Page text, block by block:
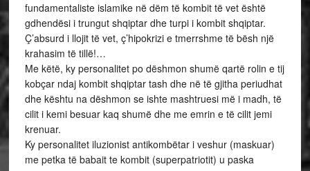
fundamentaliste islamike në dëm të kombit të vet është
gdhendësi i trungut shqiptar dhe turpi i kombit shqiptar.
Ç’absurd i llojit të vet, ç’hipokrizi e tmerrshme të bësh një
krahasim të tillë!…
Me këtë, ky personalitet po dëshmon shumë qartë rolin e tij
kobçar ndaj kombit shqiptar tash dhe në të gjitha periudhat
dhe kështu na dëshmon se ishte mashtruesi më i madh, të
cilit i kemi besuar kaq shumë dhe me emrin e të cilit jemi
krenuar.
Ky personalitet iluzionist antikombëtar i veshur (maskuar)
me petka të babait te kombit (superpatriotit) u paska